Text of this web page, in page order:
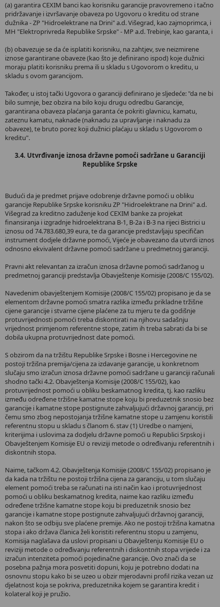
(a) garantira CEXIM banci kao korisniku garancije pravovremeno i tačno
pridržavanje i izvršavanje obaveza po Ugovoru o kreditu od strane
dužnika - ZP "Hidroelektrane na Drini" a.d. Višegrad, kao zajmoprimca, i
MH "Elektroprivreda Republike Srpske" - MP a.d. Trebinje, kao garanta, i
(b) obavezuje se da će isplatiti korisniku, na zahtjev, sve neizmirene
iznose garantirane obaveze (kao što je definirano ispod) koje dužnici
moraju platiti korisniku prema ili u skladu s Ugovorom o kreditu, u
skladu s ovom garancijom.
Također, u istoj tački Ugovora o garanciji definirano je sljedeće: "da ne bi
bilo sumnje, bez obzira na bilo koju drugu odredbu Garancije,
garantirana obaveza plaćanja garanta će pokriti glavnicu, kamatu,
zateznu kamatu, naknade (naknadu za upravljanje i naknadu za
obaveze), te bruto porez koji dužnici plaćaju u skladu s Ugovorom o
kreditu".
3.4. Utvrđivanje iznosa državne pomoći sadržane u Garanciji
Republike Srpske
Budući da je predmet prijave odobrenje državne pomoći u obliku
garancije Republike Srpske korisniku ZP "Hidroelektrane na Drini" a.d.
Višegrad za kreditno zaduženje kod CEXIM banke za projekat
finansiranja i izgradnje hidroelektrana B-1, B-2a i B-3 na rijeci Bistrici u
iznosu od 74.783.680,39 eura, te da garancije predstavljaju specifičan
instrument dodjele državne pomoći, Vijeće je obavezano da utvrdi iznos
odnosno ekvivalent državne pomoći sadržane u predmetnoj garanciji.
Pravni akt relevantan za izračun iznosa državne pomoći sadržanog u
predmetnoj garanciji predstavlja Obavještenje Komisije (2008/C 155/02).
Navedenim obavještenjem Komisije (2008/C 155/02) propisano je da se
elementom državne pomoći smatra razlika između prikladne tržišne
cijene garancije i stvarne cijene plaćene za tu mjeru te da godišnje
protuvrijednosti pomoći treba diskontirati na njihovu sadašnju
vrijednost primjenom referentne stope, zatim ih treba sabrati da bi se
dobila ukupna protuvrijednost date pomoći.
S obzirom da na tržištu Republike Srpske i Bosne i Hercegovine ne
postoji tržišna premija/cijena za izdavanje garancije, u konkretnom
slučaju smo izračun iznosa državne pomoći sadržane u garanciji računali
shodno tački 4.2. Obavještenja Komisije (2008/C 155/02), kao
protuvrijednost pomoći u obliku beskamatnog kredita, tj. kao razliku
između određene tržišne kamatne stope koju bi preduzetnik snosio bez
garancije i kamatne stope postignute zahvaljujući državnoj garanciji, pri
čemu smo zbog nepostojanja tržišne kamatne stope u zamjenu koristili
referentnu stopu u skladu s članom 6. stav (1) Uredbe o namjeni,
kriterijima i uslovima za dodjelu državne pomoći u Republici Srpskoj i
Obavještenjem Komisije EU o reviziji metode o određivanju referentnih i
diskontnih stopa.
Naime, tačkom 4.2. Obavještenja Komisije (2008/C 155/02) propisano je
da kada na tržištu ne postoji tržišna cijena za garanciju, u tom slučaju
element pomoći treba se računati na isti način kao i protuvrijednost
pomoći u obliku beskamatnog kredita, naime kao razliku između
određene tržišne kamatne stope koju bi preduzetnik snosio bez
garancije i kamatne stope postignute zahvaljujući državnoj garanciji,
nakon što se odbiju sve plaćene premije. Ako ne postoji tržišna kamatna
stopa i ako država članica želi koristiti referentnu stopu u zamjenu,
Komisija naglašava da uslovi propisani u Obavještenju Komisije EU o
reviziji metode o određivanju referentnih i diskontnih stopa vrijede i za
izračun intenziteta pomoći pojedinačne garancije. Ovo znači da se
posebna pažnja mora posvetiti dopuni, koju je potrebno dodati na
osnovnu stopu kako bi se uzeo u obzir mjerodavni profil rizika vezan uz
djelatnost koja se pokriva, preduzetnika kojem se garantira kredit i
kolateral koji je pružio.